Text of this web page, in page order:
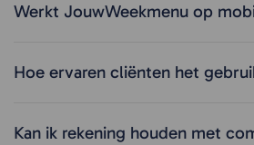
Werkt JouwWeekmenu op
Hoe ervaren cliënten het
Kan ik rekening houden met